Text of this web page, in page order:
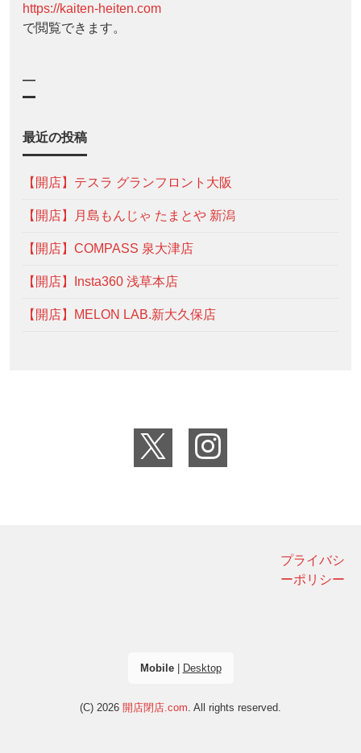
https://kaiten-heiten.com
で閲覧できます。
—
最近の投稿
【開店】テスラ グランフロント大阪
【開店】月島もんじゃ たまとや 新潟
【開店】COMPASS 泉大津店
【開店】Insta360 浅草本店
【開店】MELON LAB.新大久保店
プライバシ
ーポリシー
Mobile| Desktop
(C) 2026 開店閉店.com . All rights reserved.